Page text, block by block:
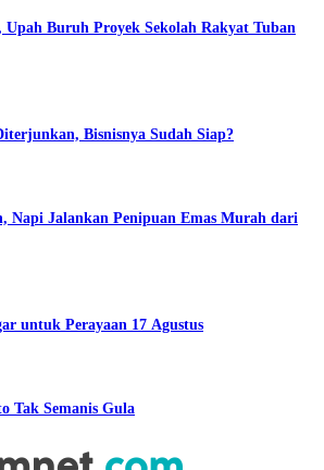
Buruh Proyek Sekolah Rakyat Tuban
Bisnisnya Sudah Siap?
Napi Jalankan Penipuan Emas Murah dari
untuk Perayaan 17 Agustus
Tak Semanis Gula